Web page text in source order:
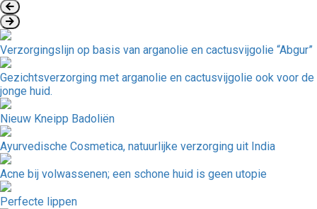
Verzorgingslijn op basis van arganolie en cactusvijgolie “Abgur”
Gezichtsverzorging met arganolie en cactusvijgolie ook voor de
jonge huid.
Nieuw Kneipp Badoliën
Ayurvedische Cosmetica, natuurlijke verzorging uit India
Acne bij volwassenen; een schone huid is geen utopie
Perfecte lippen